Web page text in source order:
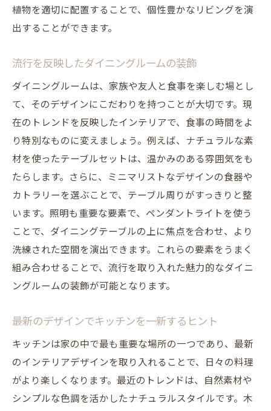
植物を適切に配置することで、個性豊かなリビングを演
出することができます。
流行を反映したダイニングルームの装飾
ダイニングルームは、家族や友人と食事を楽しむ場とし
て、そのデザインにこだわりを持つことが大切です。現
在のトレンドを反映したインテリアで、食事の時間をよ
り特別なものに変えましょう。例えば、ナチュラルな素
材を使ったテーブルセットは、温かみのある雰囲気をも
たらします。さらに、ミニマリストなデザインの食器や
カトラリーを選ぶことで、テーブル周りがすっきりと整
います。照明も重要な要素で、ペンダントライトを使う
ことで、ダイニングテーブルの上に焦点を合わせ、より
洗練された空間を演出できます。これらの要素をうまく
組み合わせることで、流行を取り入れた魅力的なダイニ
ングルームの装飾が可能となります。
最新のデザインでキッチンを一新するヒント
キッチンは家の中で最も重要な場所の一つであり、最新
のインテリアデザインを取り入れることで、日々の料理
がより楽しくなります。最近のトレンドは、自然素材や
シンプルな色調を活かしたナチュラルスタイルです。木